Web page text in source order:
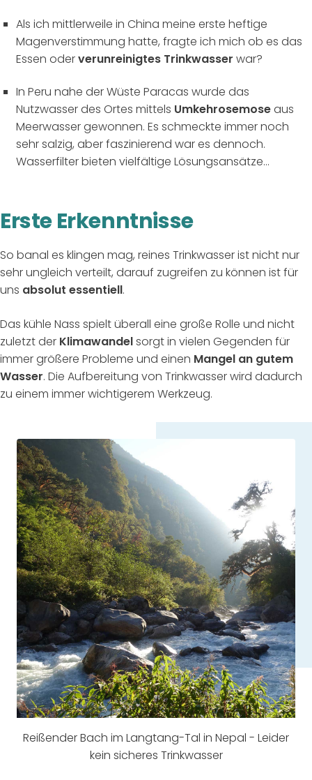
Als ich mittlerweile in China meine erste heftige
Magenverstimmung hatte, fragte ich mich ob es das
Essen oderverunreinigtes Trinkwasser war?
In Peru nahe der Wüste Paracas wurde das
Nutzwasser des Ortes mittels Umkehrosemoseaus
Meerwasser gewonnen. Es schmeckte immer noch
sehr salzig, aber faszinierend war es dennoch.
Wasserfilter bieten vielfältige Lösungsansätze...
Erste Erkenntnisse
So banal es klingen mag, reines Trinkwasser ist nicht nur
sehr ungleich verteilt, darauf zugreifen zu können ist für
uns absolut essentiell.
Das kühle Nass spielt überall eine große Rolle und nicht
zuletzt der Klimawandelsorgt in vielen Gegenden für
immer größere Probleme und einen Mangel an gutem
Wasser. Die Aufbereitung von Trinkwasser wird dadurch
zu einem immer wichtigerem Werkzeug.
Reißender Bach im Langtang-Tal in Nepal - Leider
kein sicheres Trinkwasser